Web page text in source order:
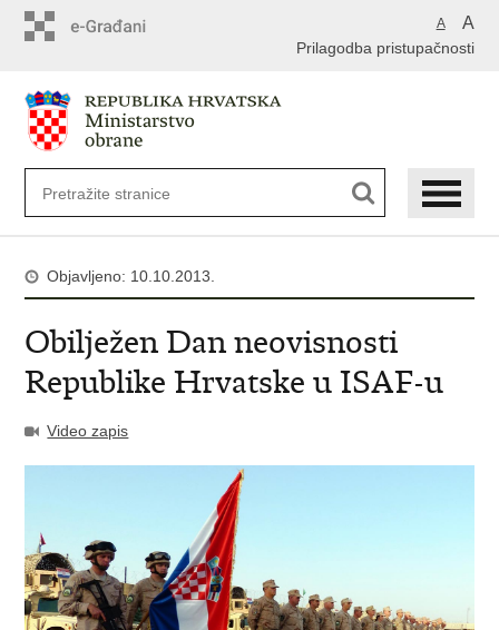
A A
Prilagodba pristupačnosti
Objavljeno: 10.10.2013.
Obilježen Dan neovisnosti
Republike Hrvatske u ISAF-u
Video zapis